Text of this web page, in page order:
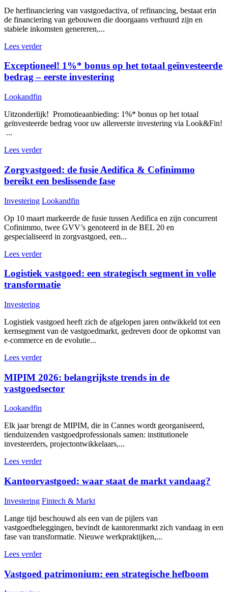
De herfinanciering van vastgoedactiva, of refinancing, bestaat erin
de financiering van gebouwen die doorgaans verhuurd zijn en
stabiele inkomsten genereren,...
Lees verder
Exceptioneel! 1%* bonus op het totaal geïnvesteerde
bedrag – eerste investering
Lookandfin
Uitzonderlijk! Promotieaanbieding: 1%* bonus op het totaal
geïnvesteerde bedrag voor uw allereerste investering via Look&Fin!
...
Lees verder
Zorgvastgoed: de fusie Aedifica & Cofinimmo
bereikt een beslissende fase
Investering Lookandfin
Op 10 maart markeerde de fusie tussen Aedifica en zijn concurrent
Cofinimmo, twee GVV’s genoteerd in de BEL 20 en
gespecialiseerd in zorgvastgoed, een...
Lees verder
Logistiek vastgoed: een strategisch segment in volle
transformatie
Investering
Logistiek vastgoed heeft zich de afgelopen jaren ontwikkeld tot een
kernsegment van de vastgoedmarkt, gedreven door de opkomst van
e-commerce en de evolutie...
Lees verder
MIPIM 2026: belangrijkste trends in de
vastgoedsector
Lookandfin
Elk jaar brengt de MIPIM, die in Cannes wordt georganiseerd,
tienduizenden vastgoedprofessionals samen: institutionele
investeerders, projectontwikkelaars,...
Lees verder
Kantoorvastgoed: waar staat de markt vandaag?
Investering Fintech & Markt
Lange tijd beschouwd als een van de pijlers van
vastgoedbeleggingen, bevindt de kantorenmarkt zich vandaag in een
fase van transformatie. Nieuwe werkpraktijken,...
Lees verder
Vastgoed patrimonium: een strategische hefboom